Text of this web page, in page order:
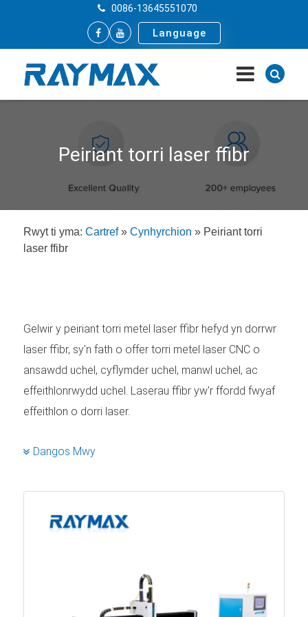
0086-13645551070
Language
Peiriant torri laser ffibr
Rwyt ti yma: Cartref» Cynhyrchion » Peiriant torri
laser ffibr
Gelwir y peiriant torri metel laser ffibr hefyd yn dorrwr
laser ffibr, sy'n fath o offer torri metel laser CNC o
ansawdd uchel, cyflymder uchel, manwl uchel, ac
effeithlonrwydd uchel. Laserau ffibr yw'r ffordd fwyaf
effeithlon o dorri laser.
Torri yw'r cymhwysiad mwyaf poblogaidd ar gyfer
metel sy'n cael ei dorri, mae'r golau laser yn “llafn na
waith. Mae cywirdeb uchel, cyflymder ac ansawdd
torri laser wedi'i wneud yn dechnoleg o ddewis ar
Dangos Mwy